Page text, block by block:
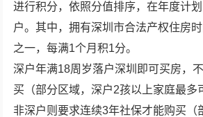
进行积分，依照分值排序，在年度计
户。其中，拥有深圳市合法产权住房
之一，每满1个月积1分。
深户年满18周岁落户深圳即可买房，
买（部分区域，深户2孩以上家庭最多
非深户则要求连续3年社保才能购买（